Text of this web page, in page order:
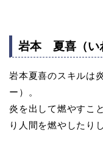
岩本 夏喜（い
岩本夏喜のスキルは
ー）。
炎を出して燃やすこ
り人間を燃やしたり